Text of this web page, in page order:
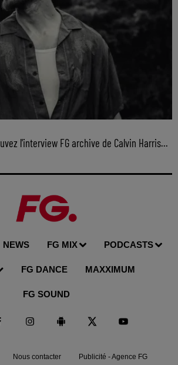
l'interview FG archive de Calvin Harris...
NEWS FG MIX PODCASTS
FG DANCE MAXXIMUM
FG SOUND
Nous contacter Publicité - Agence FG